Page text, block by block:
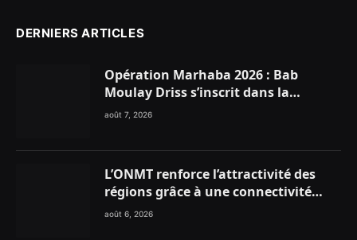
DERNIERS ARTICLES
Opération Marhaba 2026 : Bab
Moulay Driss s’inscrit dans la
dynamique nationale en faveur des
août 7, 2026
L’ONMT renforce l’attractivité des
régions grâce à une connectivité
aérienne historique de Ryanair
août 6, 2026